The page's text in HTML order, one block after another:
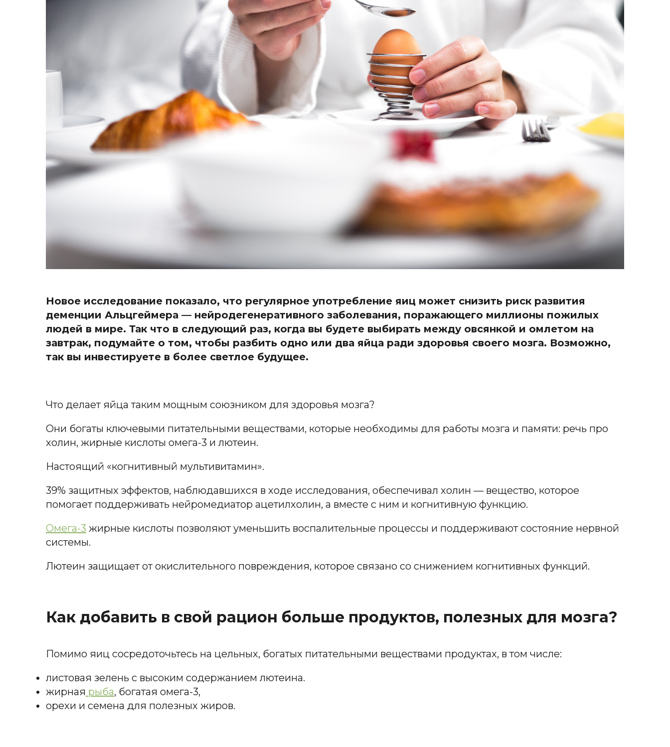
Новое исследование показало, что регулярное употребление яиц может снизить риск развития
деменции Альцгеймера — нейродегенеративного заболевания, поражающего миллионы пожилых
людей в мире. Так что в следующий раз, когда вы будете выбирать между овсянкой и омлетом на
завтрак, подумайте о том, чтобы разбить одно или два яйца ради здоровья своего мозга. Возможно,
так вы инвестируете в более светлое будущее.
Что делает яйца таким мощным союзником для здоровья мозга?
Они богаты ключевыми питательными веществами, которые необходимы для работы мозга и памяти: речь про
холин, жирные кислоты омега-3 и лютеин.
Настоящий «когнитивный мультивитамин».
39% защитных эффектов, наблюдавшихся в ходе исследования, обеспечивал холин — вещество, которое
помогает поддерживать нейромедиатор ацетилхолин, а вместе с ним и когнитивную функцию.
Омега-3 жирные кислоты позволяют уменьшить воспалительные процессы и поддерживают состояние нервной
системы.
Лютеин защищает от окислительного повреждения, которое связано со снижением когнитивных функций.
Как добавить в свой рацион больше продуктов, полезных для мозга?
Помимо яиц сосредоточьтесь на цельных, богатых питательными веществами продуктах, в том числе:
листовая зелень с высоким содержанием лютеина.
жирная рыба, богатая омега-3,
орехи и семена для полезных жиров.